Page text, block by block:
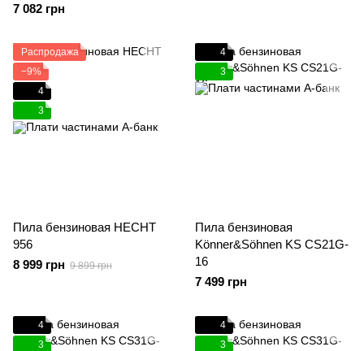
7 082 грн
Распродажа
−9%
4
3
Пила бензиновая HECHT
956
8 999 грн 9 899 грн
4
3
Пила бензиновая
Könner&Söhnen KS CS21G-
16
7 499 грн
4
3
4
3